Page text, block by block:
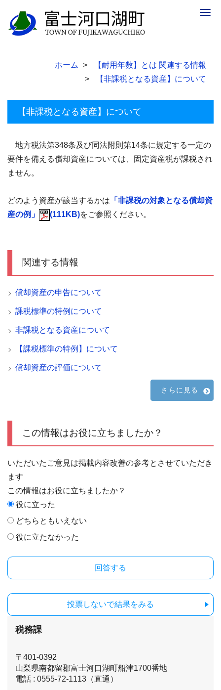
ホーム
【耐用年数】とは 関連する情報
【非課税となる資産】について
【非課税となる資産】について
地方税法第348条及び同法附則第14条に規定する一定の
要件を備える償却資産については、固定資産税が課税され
ません。
どのよう資産が該当するかは 「非課税の対象となる償却資
産の例」
(111KB)をご参照ください。
関連する情報
償却資産の申告について
課税標準の特例について
非課税となる資産について
【課税標準の特例】について
償却資産の評価について
さらに見る
この情報はお役に立ちましたか？
いただいたご意見は掲載内容改善の参考とさせていただき
ます
この情報はお役に立ちましたか？
役に立った
どちらともいえない
役に立たなかった
投票しないで結果をみる
税務課
〒401-0392
山梨県南都留郡富士河口湖町船津1700番地
電話 : 0555-72-1113（直通）